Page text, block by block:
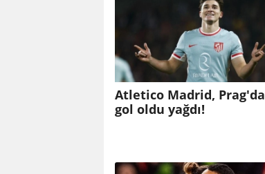
Atletico Madrid, Prag'da
gol oldu yağdı!